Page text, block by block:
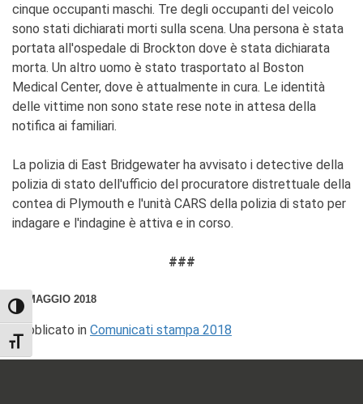
TOGGLE HIGH CONTRAST
TOGGLE FONT SIZE
cinque occupanti maschi. Tre degli occupanti del veicolo
sono stati dichiarati morti sulla scena. Una persona è stata
portata all'ospedale di Brockton dove è stata dichiarata
morta. Un altro uomo è stato trasportato al Boston
Medical Center, dove è attualmente in cura. Le identità
delle vittime non sono state rese note in attesa della
notifica ai familiari.
La polizia di East Bridgewater ha avvisato i detective della
polizia di stato dell'ufficio del procuratore distrettuale della
contea di Plymouth e l'unità CARS della polizia di stato per
indagare e l'indagine è attiva e in corso.
###
19 MAGGIO 2018
Pubblicato in Comunicati stampa 2018